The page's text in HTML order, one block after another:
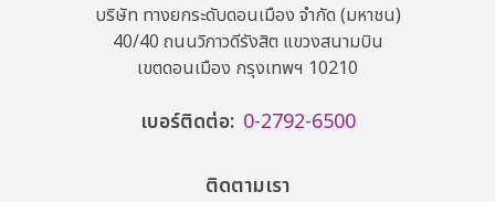
บริษัท ทางยกระดับดอนเมือง จำกัด (มหาชน)
40/40 ถนนวิภาวดีรังสิต แขวงสนามบิน
เขตดอนเมือง กรุงเทพฯ 10210
เบอร์ติดต่อ: 0-2792-6500
ติดตามเรา